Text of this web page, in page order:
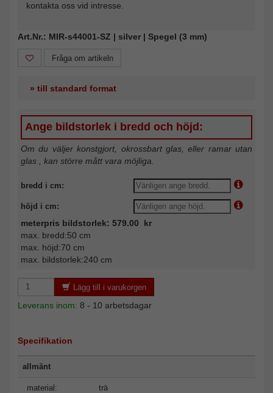
kontakta oss vid intresse.
Art.Nr.: MIR-s44001-SZ | silver | Spegel (3 mm)
Fråga om artikeln
» till standard format
Ange bildstorlek i bredd och höjd:
Om du väljer konstgjort, okrossbart glas, eller ramar utan
glas , kan större mått vara möjliga.
bredd i cm:
höjd i cm:
meterpris bildstorlek: 579.00 kr
max. bredd:50 cm
max. höjd:70 cm
max. bildstorlek:240 cm
Lägg till i varukorgen
Leverans inom: 8 - 10 arbetsdagar
Specifikation
allmänt
material: trä